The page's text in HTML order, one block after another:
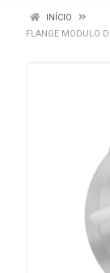
INÍCIO
FLANGE MODULO